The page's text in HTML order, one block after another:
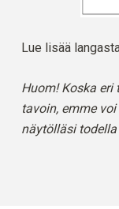
Lue lisää
Huom! Koska
tavoin, emme
näytölläsi